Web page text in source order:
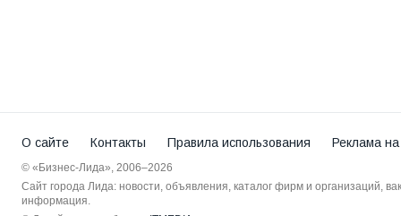
О сайте Контакты Правила использования Реклама
© «Бизнес-Лида», 2006–2026
Сайт города Лида: новости, объявления, каталог фирм и организаций,
информация.